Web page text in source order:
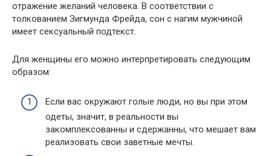
отражение желаний человека. В соответствии с
толкованием Зигмунда Фрейда, сон с нагим мужчиной
имеет сексуальный подтекст.
Для женщины его можно интерпретировать следующим
образом:
Если вас окружают голые люди, но вы при этом
одеты, значит, в реальности вы
закомплексованны и сдержанны, что мешает вам
реализовать свои заветные мечты.